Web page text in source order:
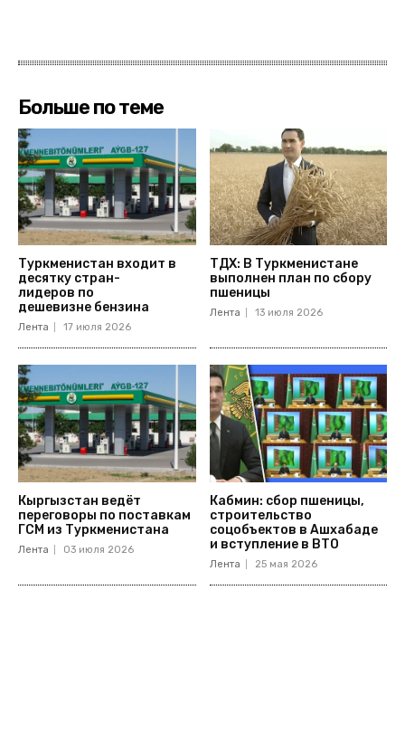
Больше по теме
Туркменистан входит в
десятку стран-
лидеров по
дешевизне бензина
Лента 17 июля 2026
ТДХ: В Туркменистане
выполнен план по сбору
пшеницы
Лента 13 июля 2026
Кыргызстан ведёт
переговоры по поставкам
ГСМ из Туркменистана
Лента 03 июля 2026
Кабмин: сбор пшеницы,
строительство
соцобъектов в Ашхабаде
и вступление в ВТО
Лента 25 мая 2026